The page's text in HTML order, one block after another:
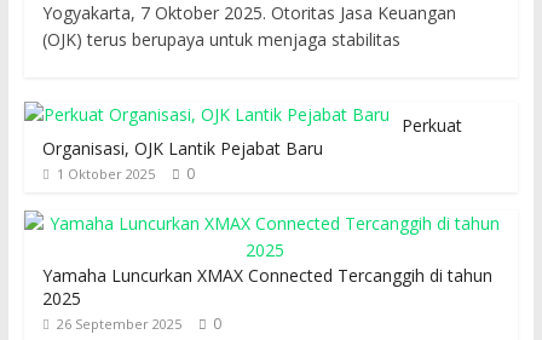
Yogyakarta, 7 Oktober 2025. Otoritas Jasa Keuangan
(OJK) terus berupaya untuk menjaga stabilitas
Perkuat
Organisasi, OJK Lantik Pejabat Baru
1 Oktober 2025 0
Yamaha Luncurkan XMAX Connected Tercanggih di tahun
2025
26 September 2025 0